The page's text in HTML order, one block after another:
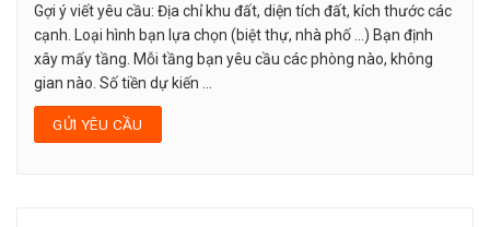
Gợi ý viết yêu cầu: Địa chỉ khu đất, diện tích đất, kích thước các
cạnh. Loại hình bạn lựa chọn (biệt thự, nhà phố …) Bạn định
xây mấy tầng. Mỗi tầng bạn yêu cầu các phòng nào, không
gian nào. Số tiền dự kiến ...